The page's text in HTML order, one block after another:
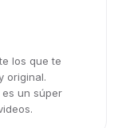
los que te
original.
es un súper